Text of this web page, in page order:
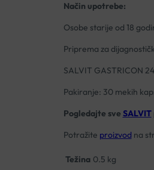
Način upotrebe:
Osobe starije od 18
Priprema za
SALVIT GASTRICON
Pakiranje: 30 mekih
Pogledajte sve SALVIT
Potražite proizvod na
Težina 0.5 kg